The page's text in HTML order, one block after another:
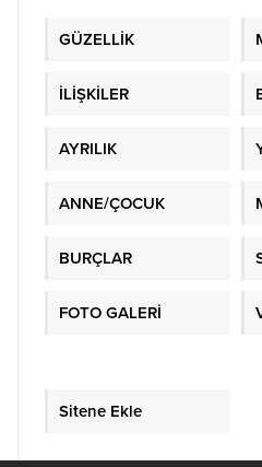
GÜZELLİK
İLİŞKİLER
AYRILIK
ANNE/ÇOCUK
BURÇLAR
FOTO GALERİ
Sitene Ekle